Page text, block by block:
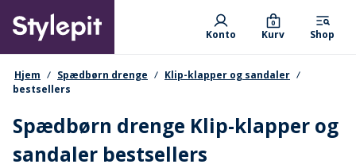
main
content
Primary departments
Konto Kurv
0
Shop
navigationssti
Hjem Spædbørn drenge
Klip-klapper og sandaler
bestsellers
Spædbørn drenge Klip-klapper og
sandaler bestsellers